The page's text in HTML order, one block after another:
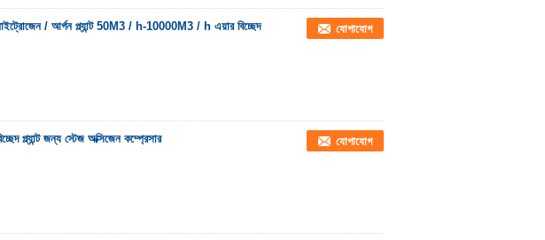
/ আর্গন প্ল্যান্ট 50M3 / h-10000M3 / h এয়ার বিচ্ছেদ
যোগাযোগ
প্ল্যান্ট জন্য স্টেজ অক্সিজেন কম্প্রেসার যোগাযোগ